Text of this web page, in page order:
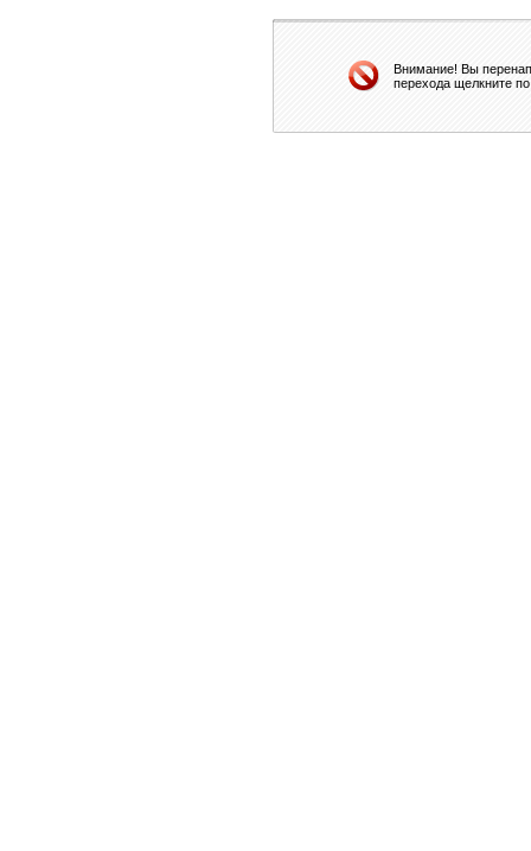
Внимание! Вы
перехода щелкните